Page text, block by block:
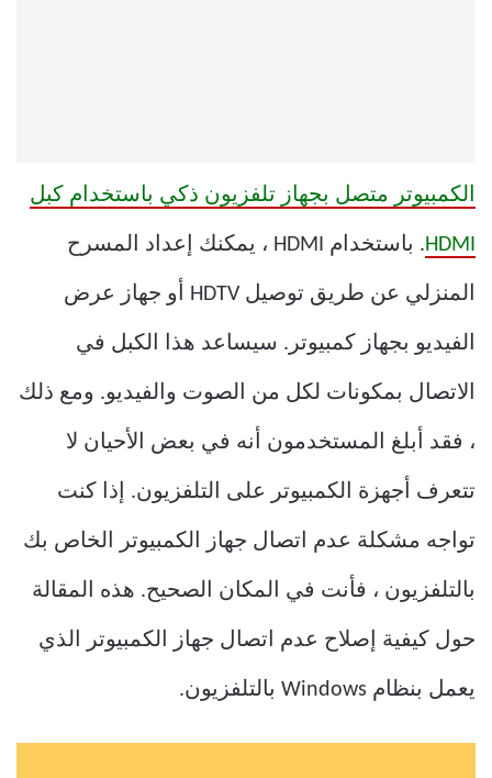
الكمبيوتر متصل بجهاز تلفزيون ذكي باستخدام كبل
HDMI . باستخدام HDMI ، يمكنك إعداد المسرح
المنزلي عن طريق توصيل HDTV أو جهاز عرض
الفيديو بجهاز كمبيوتر. سيساعد هذا الكبل في
الاتصال بمكونات لكل من الصوت والفيديو. ومع ذلك
، فقد أبلغ المستخدمون أنه في بعض الأحيان لا
تتعرف أجهزة الكمبيوتر على التلفزيون. إذا كنت
تواجه مشكلة عدم اتصال جهاز الكمبيوتر الخاص بك
بالتلفزيون ، فأنت في المكان الصحيح. هذه المقالة
حول كيفية إصلاح عدم اتصال جهاز الكمبيوتر الذي
يعمل بنظام Windows بالتلفزيون.